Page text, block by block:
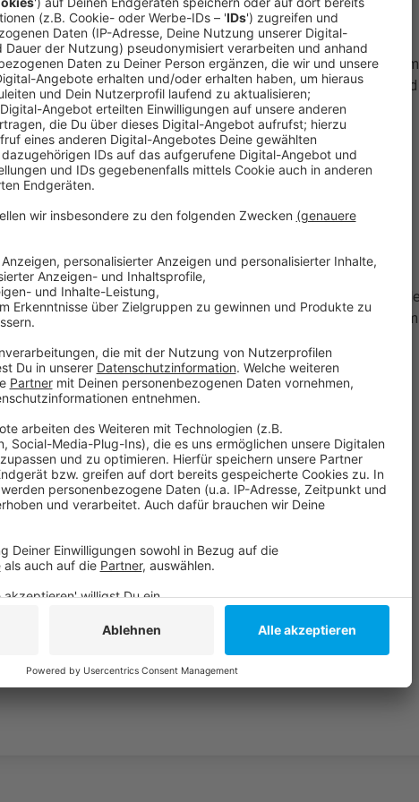
Sie hat für das Semester 2024/2025 dieGastprofessur
Erinnerungskultur, Toleranz, das jüdische Leben in Deutschland
Antisemitismus in Deutschland.
Anzeige
Zweite Vorlesung im Februar 2025
Eine zweite Vorlesung soll am 11. Februar 2025 stattfinden. Die
gibt es seit 1988. Vorlesungen gab es in dieser Zeit unter
Anzeige
Weitere Infos und Links zum Thema:
Anzeige
Die Homepage der Jüdischen Gemeinde Düsseldorfs
Die Homepage der Heinrich-Heine-Universität
UNI-Klinik: Fünf Herztransplantationen in einer Woche
Anzeige